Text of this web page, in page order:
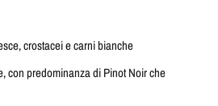
crostacei e carni bianche
con predominanza di Pinot Noir che